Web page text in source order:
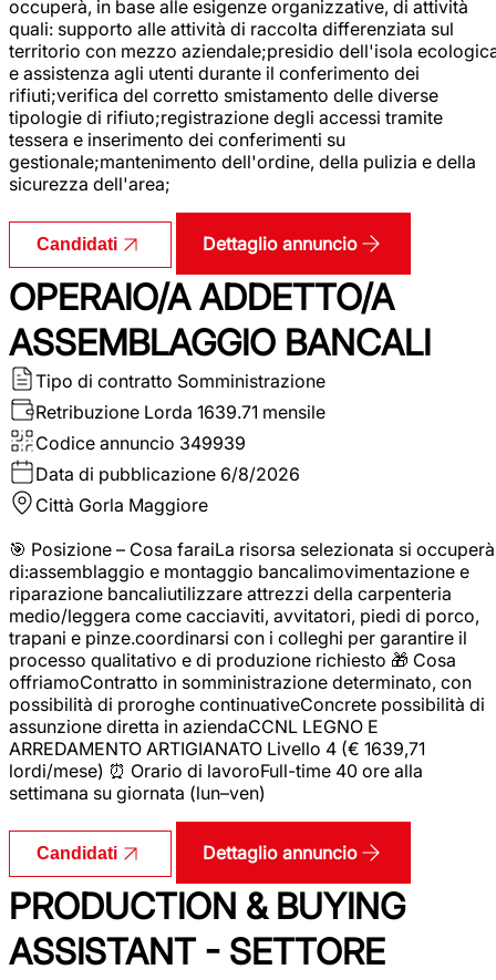
occuperà, in base alle esigenze organizzative, di attività
quali: supporto alle attività di raccolta differenziata sul
territorio con mezzo aziendale;presidio dell'isola
e assistenza agli utenti durante il conferimento dei
rifiuti;verifica del corretto smistamento delle diverse
tipologie di rifiuto;registrazione degli accessi tramite
tessera e inserimento dei conferimenti su
gestionale;mantenimento dell'ordine, della pulizia e della
sicurezza dell'area;
Candidati Dettaglio annuncio
OPERAIO/A ADDETTO/A
ASSEMBLAGGIO BANCALI
Tipo di contratto Somministrazione
Retribuzione Lorda 1639.71 mensile
Codice annuncio 349939
Data di pubblicazione 6/8/2026
Città Gorla Maggiore
🎯 Posizione – Cosa faraiLa risorsa selezionata si occuperà
di:assemblaggio e montaggio bancalimovimentazione e
riparazione bancaliutilizzare attrezzi della carpenteria
medio/leggera come cacciaviti, avvitatori, piedi di porco,
trapani e pinze.coordinarsi con i colleghi per garantire il
processo qualitativo e di produzione richiesto 🎁 Cosa
offriamoContratto in somministrazione determinato, con
possibilità di proroghe continuativeConcrete possibilità di
assunzione diretta in aziendaCCNL LEGNO E
ARREDAMENTO ARTIGIANATO Livello 4 (€ 1639,71
lordi/mese) ⏰ Orario di lavoroFull-time 40 ore alla
settimana su giornata (lun–ven)
Candidati Dettaglio annuncio
PRODUCTION & BUYING
ASSISTANT - SETTORE